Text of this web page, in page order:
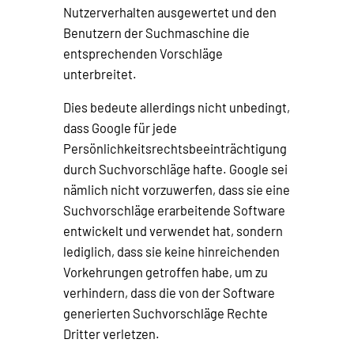
Nutzerverhalten ausgewertet und den
Benutzern der Suchmaschine die
entsprechenden Vorschläge
unterbreitet.
Dies bedeute allerdings nicht unbedingt,
dass Google für jede
Persönlichkeitsrechtsbeeinträchtigung
durch Suchvorschläge hafte. Google sei
nämlich nicht vorzuwerfen, dass sie eine
Suchvorschläge erarbeitende Software
entwickelt und verwendet hat, sondern
lediglich, dass sie keine hinreichenden
Vorkehrungen getroffen habe, um zu
verhindern, dass die von der Software
generierten Suchvorschläge Rechte
Dritter verletzen.